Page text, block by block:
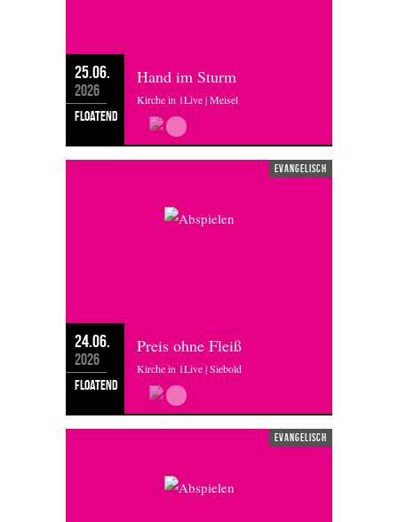
25.06.
2026
floatend
Hand im Sturm
Kirche in 1Live | Meisel
evangelisch
24.06.
2026
floatend
Preis ohne Fleiß
Kirche in 1Live | Siebold
evangelisch